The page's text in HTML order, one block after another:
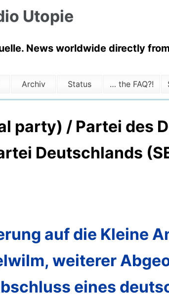
Utopie
News worldwide directly
Archiv Status … the FAQ?!
party) / Partei des
Deutschlands
auf die Kleine
weiterer
eines